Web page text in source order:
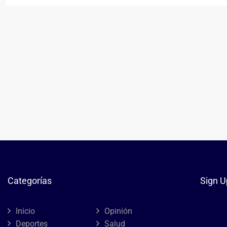
Categorías
Inicio
Opinión
Deportes
Salud
Sign